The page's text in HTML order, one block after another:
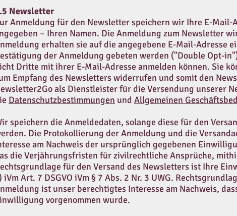
Newsletter
Anmeldung für den Newsletter speichern wir Ihre E-
– Ihren Namen. Die Anmeldung zum Newsletter
erhalten sie auf die angegebene E-Mail-Adresse
der Anmeldung gebeten werden ("Double Opt-
Dritte mit ihrer E-Mail-Adresse anmelden können. Sie
Empfang des Newsletters widerrufen und somit den
als Dienstleister für die Versendung unserer
Datenschutzbestimmungen und Allgemeinen
speichern die Anmeldedaten, solange diese für den
Die Protokollierung der Anmeldung und die
am Nachweis der ursprünglich gegebenen
die Verjährungsfristen für zivilrechtliche Ansprüche,
für den Versand des Newsletters ist Ihre
iVm Art. 7 DSGVO iVm § 7 Abs. 2 Nr. 3 UWG.
ist unser berechtigtes Interesse am Nachweis,
vorgenommen wurde.